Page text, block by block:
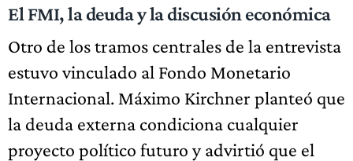
El FMI, la deuda y la discusión económica
Otro de los tramos centrales de la entrevista
estuvo vinculado al Fondo Monetario
Internacional. Máximo Kirchner planteó que
la deuda externa condiciona cualquier
proyecto político futuro y advirtió que el